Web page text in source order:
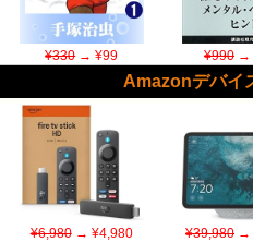
¥330→ ¥99 ¥990→
Amazonデバイ
¥6,980→ ¥4,980 ¥39,980→